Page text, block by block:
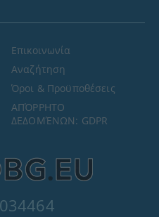
Επικοινωνία
Αναζήτηση
Όροι & Προϋποθέσεις
ΑΠΌΡΡΗΤΟ
ΔΕΔΟΜΈΝΩΝ: GDPR